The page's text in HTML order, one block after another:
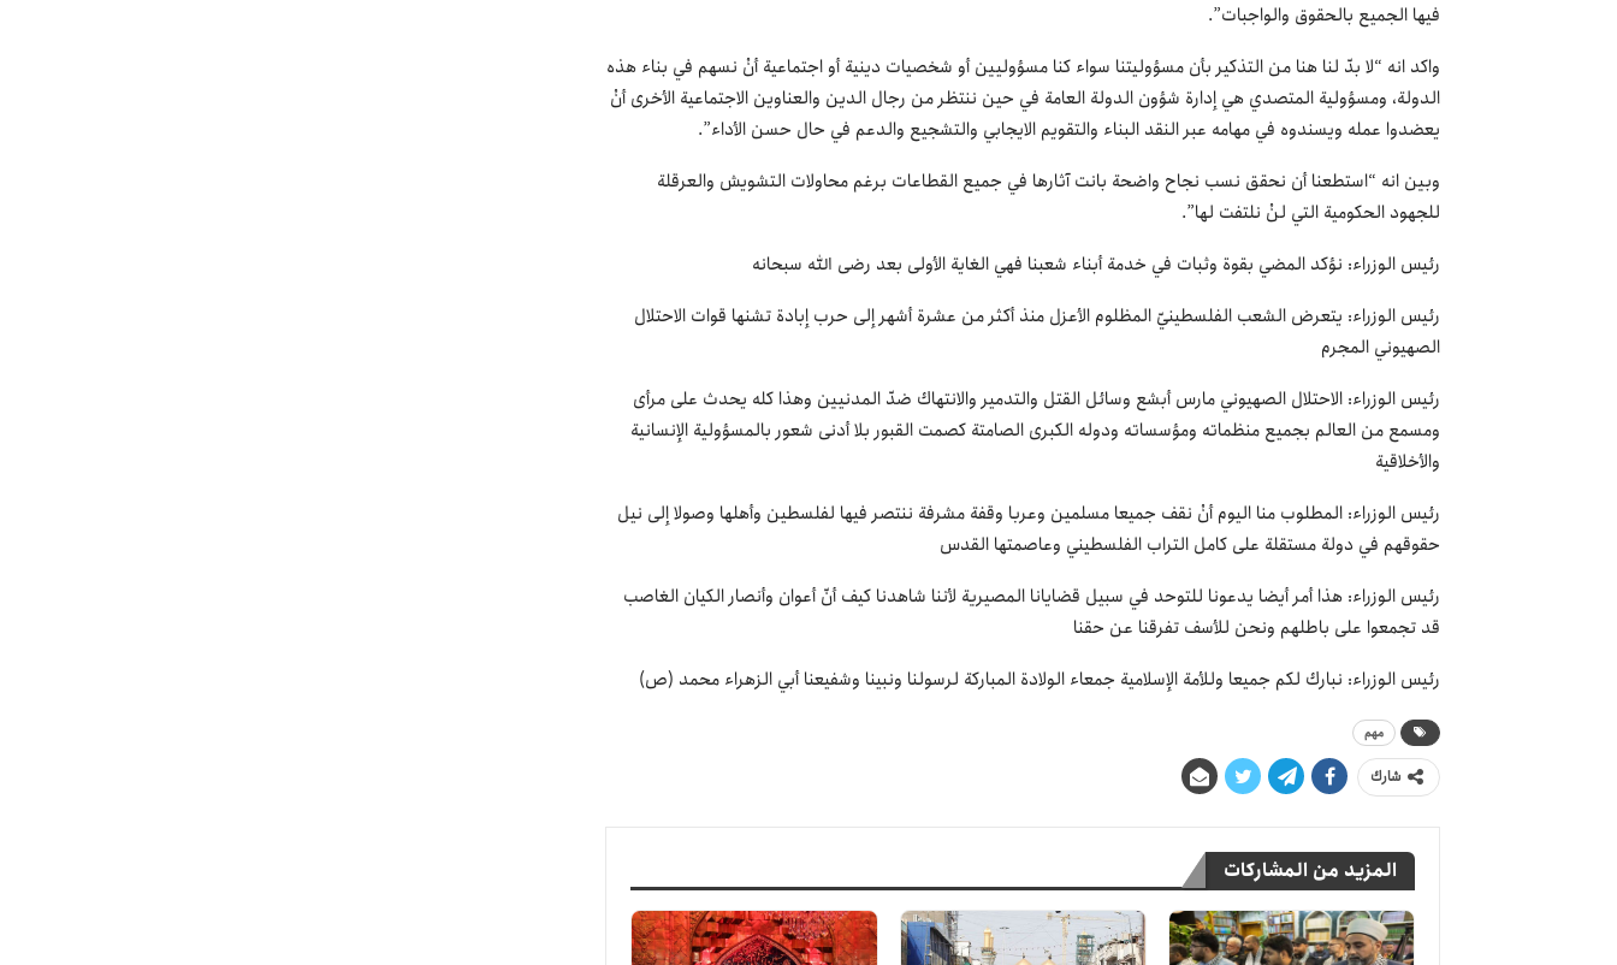
فيها الجميع بالحقوق والواجبات”.
واكد انه “لا بدّ لنا هنا من التذكير بأن مسؤوليتنا سواء كنا مسؤوليين أو شخصيات دينية أو اجتماعية أنْ نسهم في بناء هذه
الدولة، ومسؤولية المتصدي هي إدارة شؤون الدولة العامة في حين ننتظر من رجال الدين والعناوين الاجتماعية الأخرى أنْ
يعضدوا عمله ويسندوه في مهامه عبر النقد البناء والتقويم الايجابي والتشجيع والدعم في حال حسن الأداء”.
وبين انه “استطعنا أن نحقق نسب نجاح واضحة بانت آثارها في جميع القطاعات برغم محاولات التشويش والعرقلة
للجهود الحكومية التي لنْ نلتفت لها”.
رئيس الوزراء: نؤكد المضي بقوة وثبات في خدمة أبناء شعبنا فهي الغاية الأولى بعد رضى الله سبحانه
رئيس الوزراء: يتعرض الشعب الفلسطينيّ المظلوم الأعزل منذ أكثر من عشرة أشهر إلى حرب إبادة تشنها قوات الاحتلال
الصهيوني المجرم
رئيس الوزراء: الاحتلال الصهيوني مارس أبشع وسائل القتل والتدمير والانتهاك ضدّ المدنيين وهذا كله يحدث على مرأى
ومسمع من العالم بجميع منظماته ومؤسساته ودوله الكبرى الصامتة كصمت القبور بلا أدنى شعور بالمسؤولية الإنسانية
والأخلاقية
رئيس الوزراء: المطلوب منا اليوم أنْ نقف جميعا مسلمين وعربا وقفة مشرفة ننتصر فيها لفلسطين وأهلها وصولا إلى نيل
حقوقهم في دولة مستقلة على كامل التراب الفلسطيني وعاصمتها القدس
رئيس الوزراء: هذا أمر أيضا يدعونا للتوحد في سبيل قضايانا المصيرية لأننا شاهدنا كيف أنّ أعوان وأنصار الكيان الغاصب
قد تجمعوا على باطلهم ونحن للأسف تفرقنا عن حقنا
رئيس الوزراء: نبارك لكم جميعا وللأمة الإسلامية جمعاء الولادة المباركة لرسولنا ونبينا وشفيعنا أبي الزهراء محمد (ص)
مهم
شارك
المزيد من المشاركات